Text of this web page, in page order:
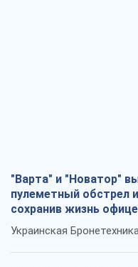
"Варта" и "Новатор"
пулеметный обстрел
сохранив жизнь
Украинская